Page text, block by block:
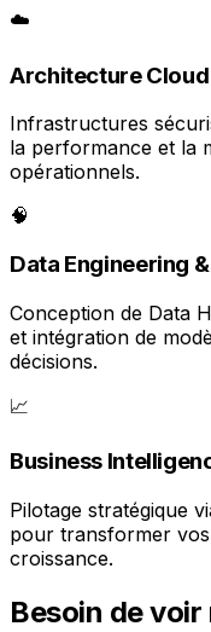
☁️
Architecture Cloud
Infrastructures
la performance et la
opérationnels.
🧠
Data Engineering
Conception de Data
et intégration de
décisions.
📈
Business
Pilotage stratégique
pour transformer
croissance.
Besoin de